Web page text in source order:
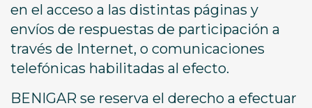
en el acceso a las distintas páginas y
envíos de respuestas de participación a
través de Internet, o comunicaciones
telefónicas habilitadas al efecto.
BENIGAR se reserva el derecho a efectuar